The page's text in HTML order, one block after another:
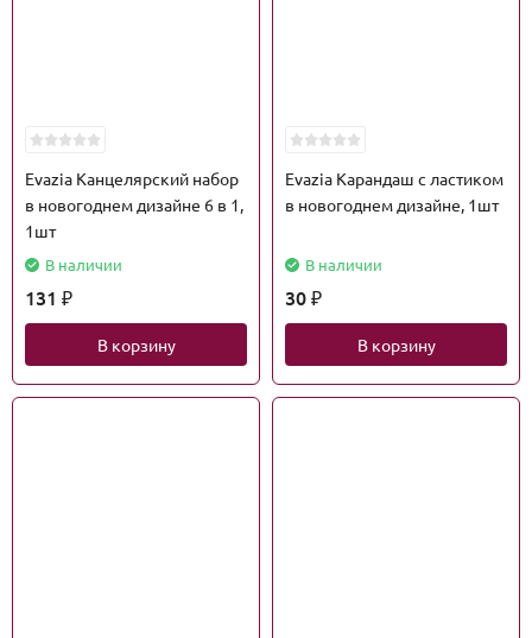
Evazia Канцелярский набор
в новогоднем дизайне 6 в 1,
1шт
В наличии
131 ₽
В корзину
Evazia Карандаш с ластиком
в новогоднем дизайне, 1шт
В наличии
30 ₽
В корзину